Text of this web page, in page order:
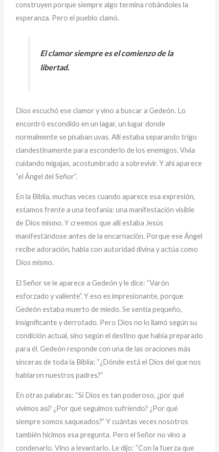
construyen porque siempre algo termina robándoles la
esperanza. Pero el pueblo clamó.
El clamor siempre es el comienzo de la
libertad.
Dios escuchó ese clamor y vino a buscar a Gedeón. Lo
encontró escondido en un lagar, un lugar donde
normalmente se pisaban uvas. Allí estaba separando trigo
clandestinamente para esconderlo de los enemigos. Vivía
cuidando migajas, acostumbrado a sobrevivir. Y ahí aparece
“el Ángel del Señor”.
En la Biblia, muchas veces cuando aparece esa expresión,
estamos frente a una teofanía: una manifestación visible
de Dios mismo. Y creemos que allí estaba Jesús
manifestándose antes de la encarnación. Porque ese Ángel
recibe adoración, habla con autoridad divina y actúa como
Dios mismo.
El Señor se le aparece a Gedeón y le dice: “Varón
esforzado y valiente”. Y eso es impresionante, porque
Gedeón estaba muerto de miedo. Se sentía pequeño,
insignificante y derrotado. Pero Dios no lo llamó según su
condición actual, sino según el destino que había preparado
para él. Gedeón responde con una de las oraciones más
sinceras de toda la Biblia: “¿Dónde está el Dios del que nos
hablaron nuestros padres?”
En otras palabras: “Si Dios es tan poderoso, ¿por qué
vivimos así? ¿Por qué seguimos sufriendo? ¿Por qué
siempre somos saqueados?” Y cuántas veces nosotros
también hicimos esa pregunta. Pero el Señor no vino a
condenarlo. Vino a levantarlo. Le dijo: “Con la fuerza que